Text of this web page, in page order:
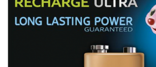
Sisteme de management (BMS)
Redresoare, incarcatoare si testere
Redresoare auto, moto, barci si